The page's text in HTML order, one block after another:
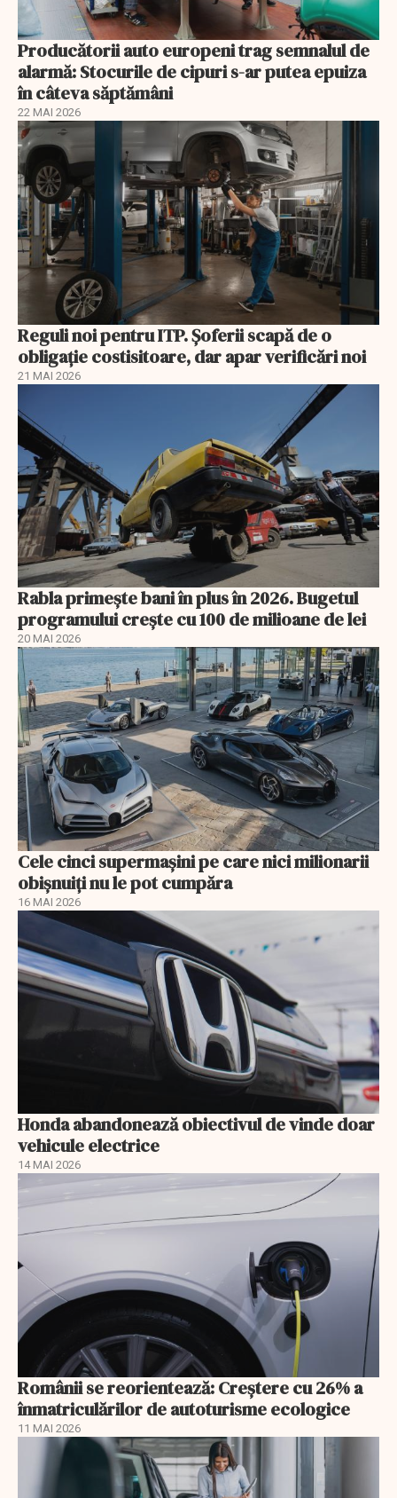
Producătorii auto europeni trag semnalul de
alarmă: Stocurile de cipuri s-ar putea epuiza
în câteva săptămâni
22 MAI 2026
Reguli noi pentru ITP. Șoferii scapă de o
obligație costisitoare, dar apar verificări noi
21 MAI 2026
Rabla primește bani în plus în 2026. Bugetul
programului crește cu 100 de milioane de lei
20 MAI 2026
Cele cinci supermașini pe care nici milionarii
obișnuiți nu le pot cumpăra
16 MAI 2026
Honda abandonează obiectivul de vinde doar
vehicule electrice
14 MAI 2026
Românii se reorientează: Creştere cu 26% a
înmatriculărilor de autoturisme ecologice
11 MAI 2026